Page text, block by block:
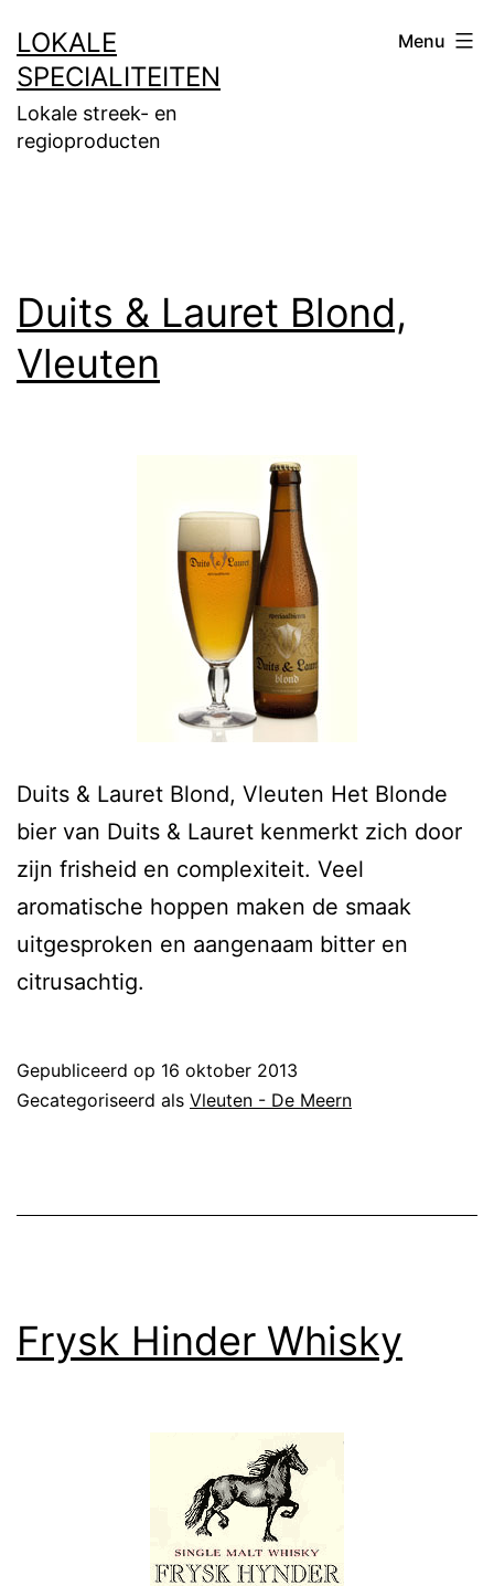
naar
de
inhoud
LOKALE
SPECIALITEITEN
Lokale streek- en
regioproducten
Menu
Duits & Lauret Blond,
Vleuten
Duits & Lauret Blond, Vleuten Het Blonde
bier van Duits & Lauret kenmerkt zich door
zijn frisheid en complexiteit. Veel
aromatische hoppen maken de smaak
uitgesproken en aangenaam bitter en
citrusachtig.
Gepubliceerd op 16 oktober 2013
Gecategoriseerd als Vleuten - De Meern
Frysk Hinder Whisky